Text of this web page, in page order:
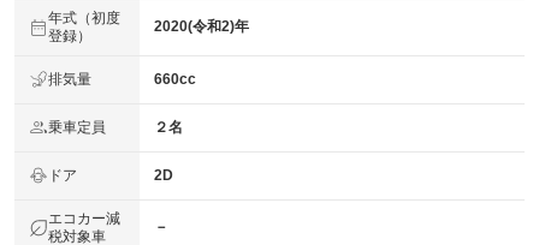
年式（初度
登録）
2020(令和2)年
排気量 660cc
乗車定員 ２名
ドア 2D
エコカー減
税対象車
－